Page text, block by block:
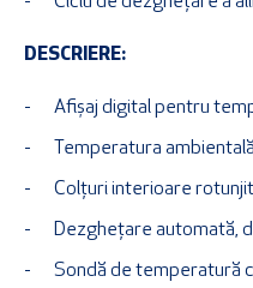
DESCRIERE:
Afișaj digital pentru
Temperatura
Colțuri interioare
Dezghețare automată,
Sondă de temperatură